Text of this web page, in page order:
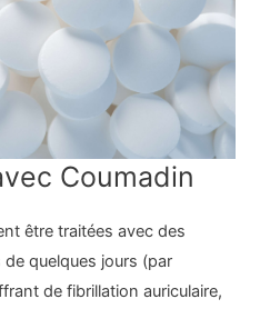
Coumadin
être traitées avec des
quelques jours (par
de fibrillation auriculaire,